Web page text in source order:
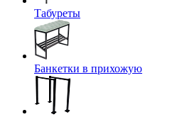
Табуреты
Банкетки в прихожую